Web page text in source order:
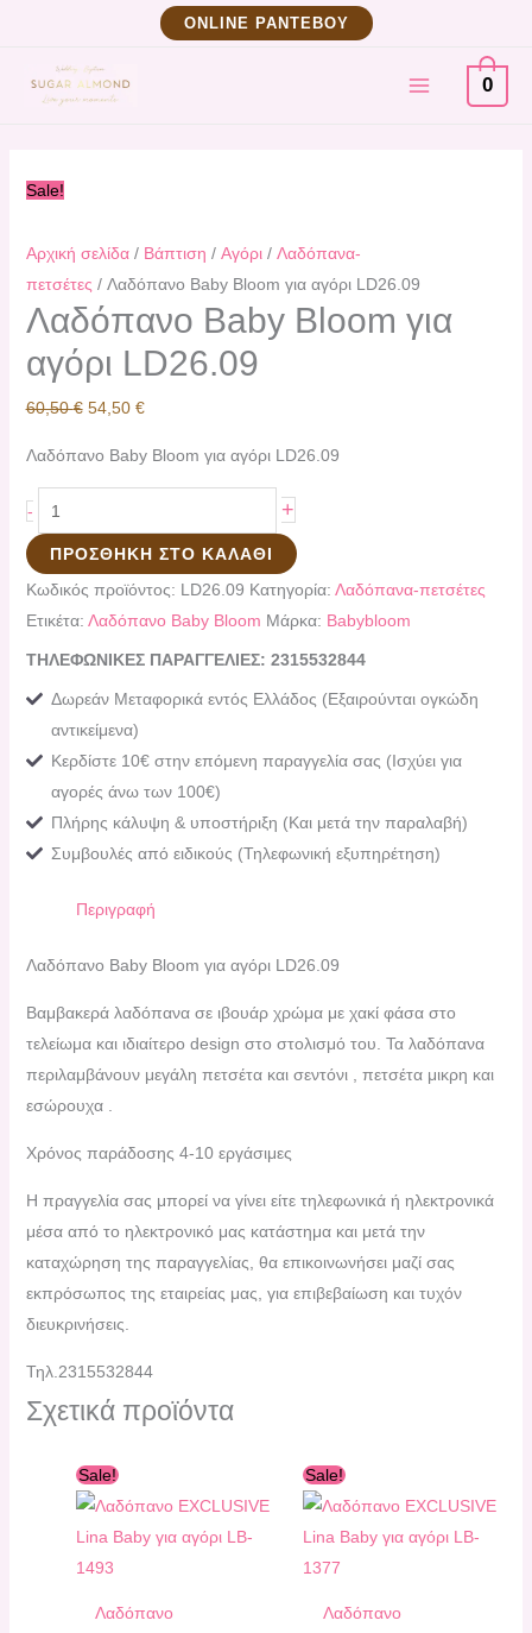
περιεχόμενο
ΟNLINE ΡΑΝΤΕΒΟΥ
MAIN
MENU
0
Sale!
Αρχική σελίδα/ Βάπτιση / Αγόρι/ Λαδόπανα-
πετσέτες / Λαδόπανο Baby Bloom για αγόρι LD26.09
Λαδόπανο Baby Bloom για
αγόρι LD26.09
60,50€
was:
60,50 €.
54,50 €
τρέχουσα
Λαδόπανο Baby Bloom για αγόρι LD26.09
-
Bloom
για
ποσότητα
+
ΠΡΟΣΘΉΚΗ ΣΤΟ ΚΑΛΆΘΙ
Κωδικός προϊόντος: LD26.09 Κατηγορία: Λαδόπανα-πετσέτες
Ετικέτα: Λαδόπανο Baby Bloom Μάρκα: Babybloom
ΤΗΛΕΦΩΝΙΚΕΣ ΠΑΡΑΓΓΕΛΙΕΣ: 2315532844
Δωρεάν Μεταφορικά εντός Ελλάδος (Εξαιρούνται ογκώδη
αντικείμενα)
Κερδίστε 10€ στην επόμενη παραγγελία σας (Ισχύει για
αγορές άνω των 100€)
Πλήρης κάλυψη & υποστήριξη (Και μετά την παραλαβή)
Συμβουλές από ειδικούς (Τηλεφωνική εξυπηρέτηση)
Περιγραφή
Λαδόπανο Baby Bloom για αγόρι LD26.09
Βαμβακερά λαδόπανα σε ιβουάρ χρώμα με χακί φάσα στο
τελείωμα και ιδιαίτερο design στο στολισμό του. Τα λαδόπανα
περιλαμβάνουν μεγάλη πετσέτα και σεντόνι , πετσέτα μικρη και
εσώρουχα .
Χρόνος παράδοσης 4-10 εργάσιμες
H πραγγελία σας μπορεί να γίνει είτε τηλεφωνικά ή ηλεκτρονικά
μέσα από το ηλεκτρονικό μας κατάστημα και μετά την
καταχώρηση της παραγγελίας, θα επικοινωνήσει μαζί σας
εκπρόσωπος της εταιρείας μας, για επιβεβαίωση και τυχόν
διευκρινήσεις.
Τηλ.2315532844
Σχετικά προϊόντα
Sale!
Λαδόπανo
was:
τιμή
69,00 €.
Sale!
Λαδόπανo
was:
τιμή
54,00 €.